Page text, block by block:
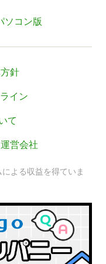
ソコン版
針
イン
て
運営会社
よる収益を得ていま